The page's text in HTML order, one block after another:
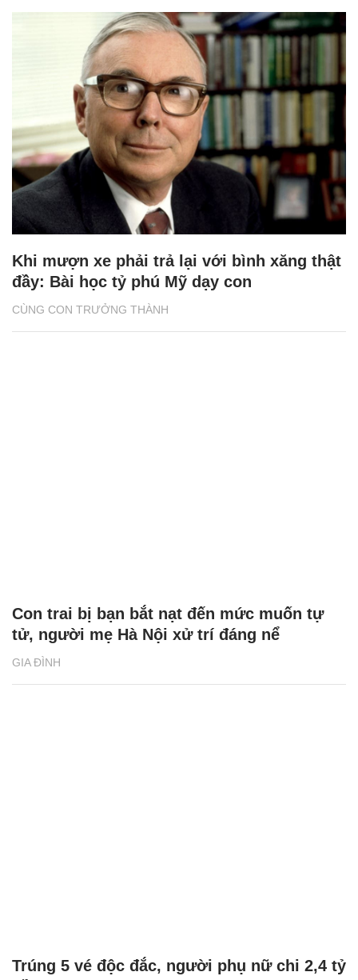
CÙNG CON TRƯỞNG THÀNH
Khi mượn xe phải trả lại với bình xăng thật
đầy: Bài học tỷ phú Mỹ dạy con
GIA ĐÌNH
Con trai bị bạn bắt nạt đến mức muốn tự
tử, người mẹ Hà Nội xử trí đáng nể
Trúng 5 vé độc đắc, người phụ nữ chi 2,4 tỷ